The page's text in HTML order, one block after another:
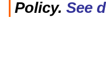
Policy. See